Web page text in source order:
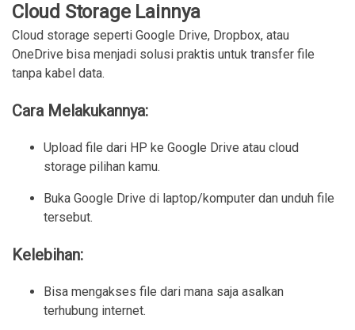
Cloud Storage Lainnya
Cloud storage seperti Google Drive, Dropbox, atau
OneDrive bisa menjadi solusi praktis untuk transfer file
tanpa kabel data.
Cara Melakukannya:
Upload file dari HP ke Google Drive atau cloud
storage pilihan kamu.
Buka Google Drive di laptop/komputer dan unduh file
tersebut.
Kelebihan:
Bisa mengakses file dari mana saja asalkan
terhubung internet.